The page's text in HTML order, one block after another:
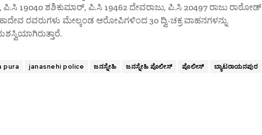
ಪಿ.ಸಿ 19040 ಶಶಿಕುಮಾರ್, ಪಿ.ಸಿ 19462 ದೇವರಾಜು, ಪಿ.ಸಿ 20497 ರಾಜು ರಾಠೋಡ್
ರವರುಗಳು ಮೇಲ್ಕಂಡ ಆರೋಪಿಗಳಿಂದ 30 ದ್ವಿ-ಚಕ್ರ ವಾಹನಗಳನ್ನು
pura janasnehi police ಜನಸ್ನೇಹಿ ಜನಸ್ನೇಹಿ ಪೊಲೀಸ್ ಪೊಲೀಸ್ ಬ್ಯಾಟರಾಯನಪುರ